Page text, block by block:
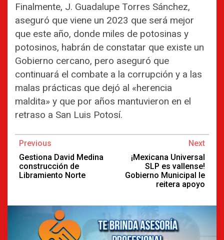
Finalmente, J. Guadalupe Torres Sánchez,
aseguró que viene un 2023 que será mejor
que este año, donde miles de potosinas y
potosinos, habrán de constatar que existe un
Gobierno cercano, pero aseguró que
continuará el combate a la corrupción y a las
malas prácticas que dejó al «herencia
maldita» y que por años mantuvieron en el
retraso a San Luis Potosí.
Continue
Reading
Previous
Gestiona David Medina
construcción de
Libramiento Norte
Next
¡Mexicana Universal
SLP es vallense!
Gobierno Municipal le
reitera apoyo